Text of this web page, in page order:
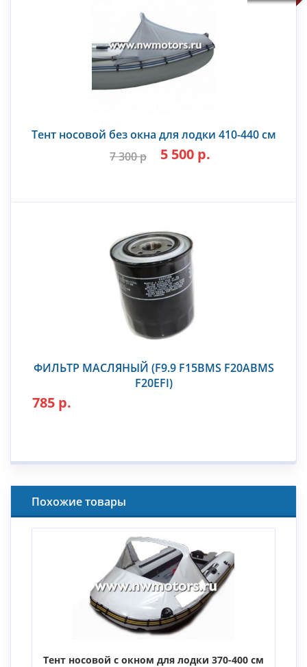
Тент носовой без окна для лодки 410-440 см
7 300 р
5 500 р.
ФИЛЬТР МАСЛЯНЫЙ (F9.9 F15BMS F20ABMS
F20EFI)
785 р.
Похожие товары
Тент носовой с окном для лодки 370-400 см